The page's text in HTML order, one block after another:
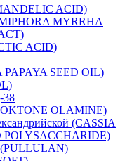
ACID)
MYRRHA
ACID)
PAPAYA SEED OIL)
38
OLAMINE)
(CASSIA
POLYSACCHARIDE)
(PULLULAN)